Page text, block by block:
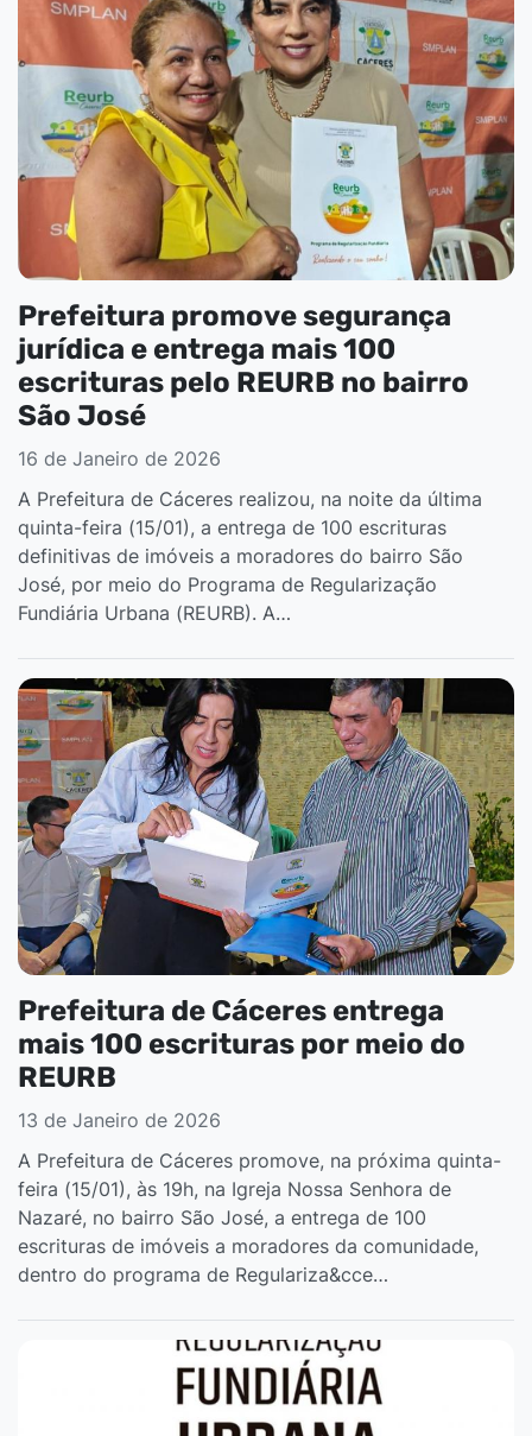
Prefeitura promove segurança
jurídica e entrega mais 100
escrituras pelo REURB no bairro
São José
16 de Janeiro de 2026
A Prefeitura de Cáceres realizou, na noite da última
quinta-feira (15/01), a entrega de 100 escrituras
definitivas de imóveis a moradores do bairro São
José, por meio do Programa de Regularização
Fundiária Urbana (REURB). A…
Prefeitura de Cáceres entrega
mais 100 escrituras por meio do
REURB
13 de Janeiro de 2026
A Prefeitura de Cáceres promove, na próxima quinta-
feira (15/01), às 19h, na Igreja Nossa Senhora de
Nazaré, no bairro São José, a entrega de 100
escrituras de imóveis a moradores da comunidade,
dentro do programa de Regulariza&cce…